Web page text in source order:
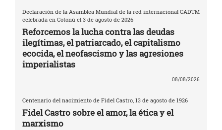
Declaración de la Asamblea Mundial de la red internacional CADTM
celebrada en Cotonú el 3 de agosto de 2026
Reforcemos la lucha contra las deudas
ilegítimas, el patriarcado, el capitalismo
ecocida, el neofascismo y las agresiones
imperialistas
08/08/2026
Centenario del nacimiento de Fidel Castro, 13 de agosto de 1926
Fidel Castro sobre el amor, la ética y el
marxismo